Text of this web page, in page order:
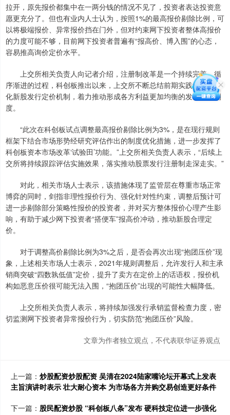
拉开，原先报价都集中在一两分钱的情况不见了，投资者表达投资意
愿更充分了。但也有业内人士认为，按照1%的最高报价剔除比例，可
以将极端报价、异常报价挡在门外，但对约束网下投资者整体高报价
的力度可能不够，目前网下投资者普遍有“报高价、博入围”的心态，
容易推高询价定价水平。
上交所相关负责人向记者介绍，注册制改革是一个持续完善、循
序渐进的过程，科创板推出以来，上交所不断总结前期实践经验，优
化新股发行定价机制，着力推动形成各方利益更加均衡的发行承销制
度。
“此次在科创板试点调整最高报价剔除比例为3%，是在现行规则
框架下结合市场形势经研究评估作出的制度优化措施，进一步发挥了
科创板资本市场改革‘试验田’功能。”上交所相关负责人表示，“后续上
交所将持续跟踪评估实施效果，落实推动股票发行注册制走深走实。”
对此，相关市场人士表示，该措施体现了监管层在尊重市场正常
博弈的同时，剑指非理性报价行为、强化针对性约束，调整后预计可
进一步剔除部分策略性报价的投资者，并对买方整体报价心理产生影
响，有助于减少网下投资者“搭便车”报高价冲动，推动新股合理定
价。
对于调整高价剔除比例为3%之后，是否会再次出现“抱团压价”现
象，上述相关市场人士表示，2021年规则调整后，允许发行人和主承
销商突破“四数孰低值”定价，提升了卖方在定价上的话语权，报价机
构如恶意压价很可能无法入围，“抱团压价”出现的可能性大幅降低。
上交所相关负责人表示，将持续加强发行承销监督检查力度，密
切监测网下投资者异常报价行为，切实防范“抱团压价”风险。
文章为作者独立观点，不代表联华证券观点
上一篇： 炒股配资炒股配资 吴清在2024陆家嘴论坛开幕式上发表
主旨演讲时表示 壮大耐心资本 为市场各方并购交易创造更好条件
下一篇： 股民配资炒股 “科创板八条”发布 硬科技定位进一步强化